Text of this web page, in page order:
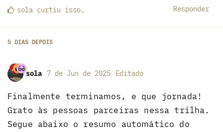
Responder
sola curtiu isso.
5 DIAS DEPOIS
sola 7 de Jun de 2025 Editado
Finalmente terminamos, e que jornada!
Grato às pessoas parceiras nessa trilha.
Segue abaixo o resumo automático do